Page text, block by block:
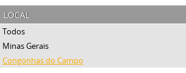
local
Todos
Minas Gerais
Congonhas do Campo